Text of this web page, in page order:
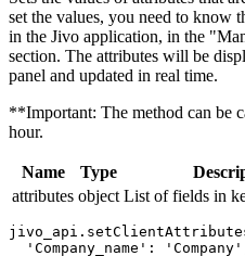
set the values, you need to know
in the Jivo application, in the
section. The attributes will be
panel and updated in real time.
**Important: The method can be
hour.
Name Type
attributes object List of fields in
'Company_name':